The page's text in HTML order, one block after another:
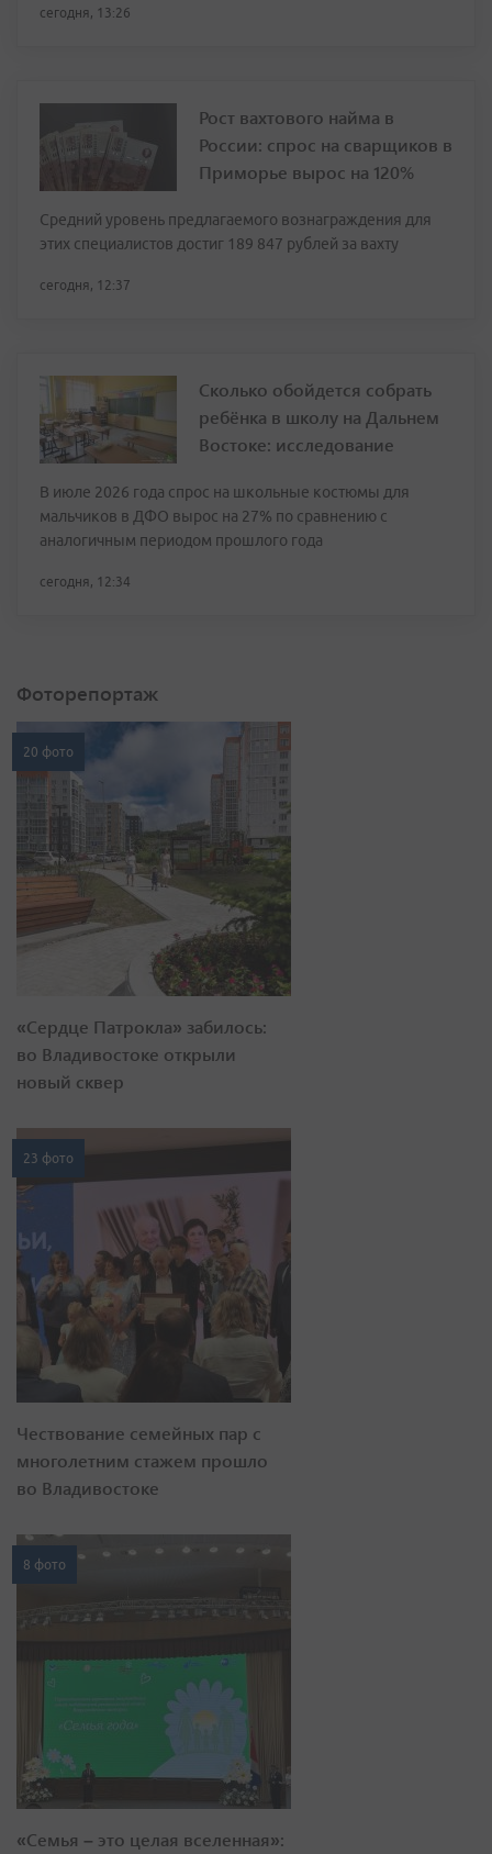
сегодня, 13:26
Рост вахтового найма в
России: спрос на сварщиков в
Приморье вырос на 120%
Средний уровень предлагаемого вознаграждения для
этих специалистов достиг 189 847 рублей за вахту
сегодня, 12:37
Сколько обойдется собрать
ребёнка в школу на Дальнем
Востоке: исследование
В июле 2026 года спрос на школьные костюмы для
мальчиков в ДФО вырос на 27% по сравнению с
аналогичным периодом прошлого года
сегодня, 12:34
Фоторепортаж
20 фото
«Сердце Патрокла» забилось:
во Владивостоке открыли
новый сквер
23 фото
Чествование семейных пар с
многолетним стажем прошло
во Владивостоке
8 фото
«Семья – это целая вселенная»: